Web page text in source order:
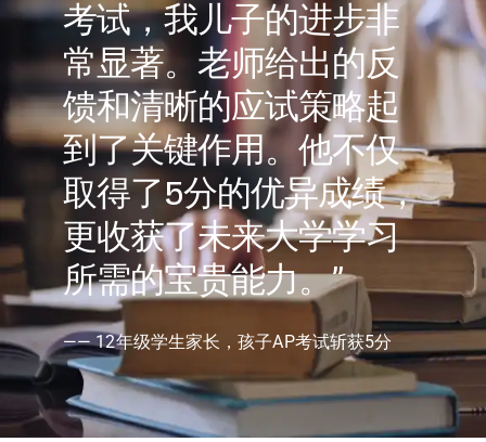
考试，我儿子的进步非
常显著。老师给出的反
馈和清晰的应试策略起
到了关键作用。他不仅
取得了5分的优异成绩，
更收获了未来大学学习
所需的宝贵能力。”
—— 12年级学生家长，孩子AP考试斩获5分